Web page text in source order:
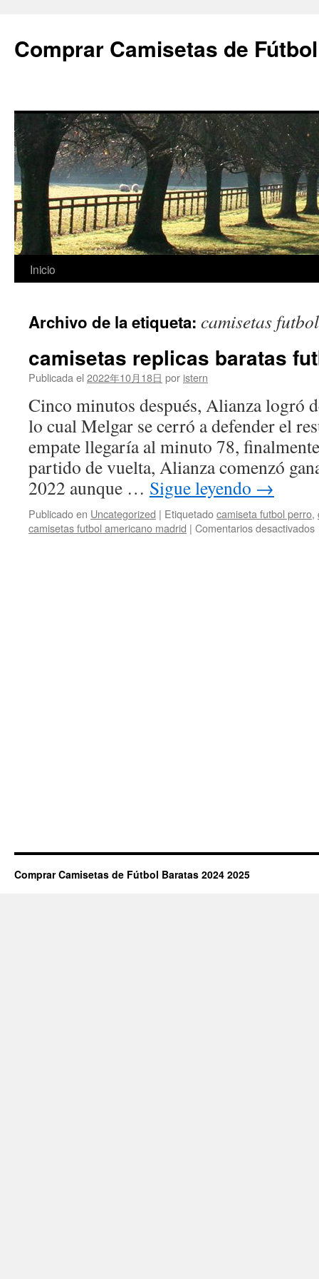
Comprar Camisetas de
Saltar
contenido
Inicio
Archivo de la etiqueta: camisetas
camisetas replicas baratas
Publicada el 2022年10月18日 por istern
Cinco minutos después, Alianza logró
lo cual Melgar se cerró a defender el
empate llegaría al minuto 78,
partido de vuelta, Alianza comenzó
2022 aunque … Sigue leyendo →
Publicado en Uncategorized | Etiquetadocamiseta futbol perro,
camisetas futbol americano madrid | Comentarios desactivados
Comprar Camisetas de Fútbol Baratas 2024 2025